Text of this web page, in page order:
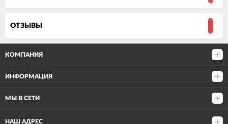
ОТЗЫВЫ
КОМПАНИЯ
ИНФОРМАЦИЯ
МЫ В СЕТИ
НАШ АДРЕС